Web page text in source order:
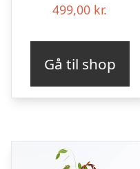
499,00 kr.
Gå til shop